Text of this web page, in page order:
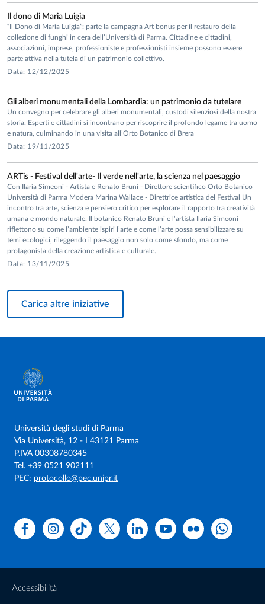
Il dono di Maria Luigia
“Il Dono di Maria Luigia”: parte la campagna Art bonus per il restauro della
collezione di funghi in cera dell’Università di Parma. Cittadine e cittadini,
associazioni, imprese, professioniste e professionisti insieme possono essere
parte attiva nella tutela di un patrimonio collettivo.
Data: 12/12/2025
Gli alberi monumentali della Lombardia: un patrimonio da tutelare
Un convegno per celebrare gli alberi monumentali, custodi silenziosi della nostra
storia. Esperti e cittadini si incontrano per riscoprire il profondo legame tra uomo
e natura, culminando in una visita all’Orto Botanico di Brera
Data: 19/11/2025
ARTis - Festival dell'arte- Il verde nell'arte, la scienza nel paesaggio
Con Ilaria Simeoni - Artista e Renato Bruni - Direttore scientifico Orto Botanico
Università di Parma Modera Marina Wallace - Direttrice artistica del Festival Un
incontro tra arte, scienza e pensiero critico per esplorare il rapporto tra creatività
umana e mondo naturale. Il botanico Renato Bruni e l’artista Ilaria Simeoni
riflettono su come l’ambiente ispiri l’arte e come l’arte possa sensibilizzare su
temi ecologici, rileggendo il paesaggio non solo come sfondo, ma come
protagonista della creazione artistica e culturale.
Data: 13/11/2025
Carica altre iniziative
Università degli studi di Parma
Via Università, 12 - I 43121 Parma
P.IVA 00308780345
Tel. +39 0521 902111
PEC: protocollo@pec.unipr.it
FacebookInstagramTikTok X LinkedinYoutubeFlickr
Accessibilità